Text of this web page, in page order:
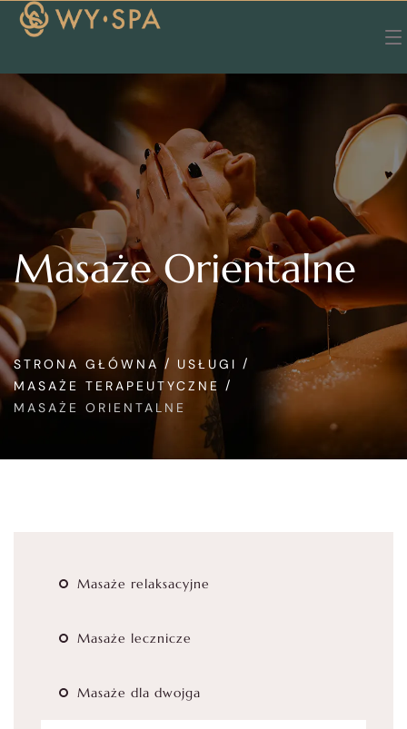
Masaże Orientalne
STRONA GŁÓWNA
USŁUGI
MASAŻE TERAPEUTYCZNE
MASAŻE ORIENTALNE
Masaże relaksacyjne
Masaże lecznicze
Masaże dla dwojga